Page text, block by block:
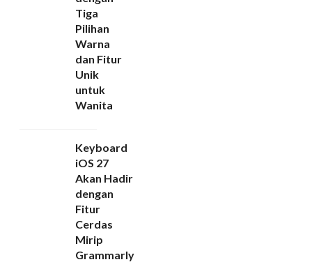
Tiga
Pilihan
Warna
dan Fitur
Unik
untuk
Wanita
Keyboard
iOS 27
Akan Hadir
dengan
Fitur
Cerdas
Mirip
Grammarly